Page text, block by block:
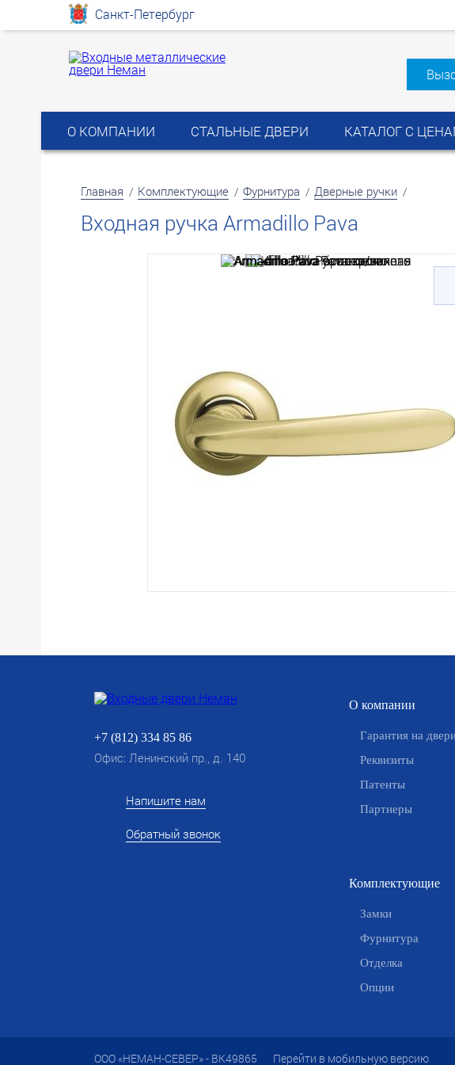
Санкт-Петербург
О КОМПАНИИ СТАЛЬНЫЕ ДВЕРИ КАТАЛОГ С
Главная / Комплектующие / Фурнитура / Дверные ручки /
Входная ручка Armadillo Pava
+7 (812) 334 85 86
Офис: Ленинский пр., д. 140
Напишите нам
Обратный звонок
О компании
Гарантия на
Реквизиты
Патенты
Партнеры
Комплектующие
Замки
Фурнитура
Отделка
Опции
ООО «НЕМАН-СЕВЕР» - ВК49865 Перейти в мобильную версию